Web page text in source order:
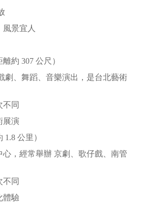
景宜人
約 307 公尺）
劇、舞蹈、音樂演出，是台北藝術
不同
展演
公里）
，經常舉辦 京劇、歌仔戲、南管
不同
體驗